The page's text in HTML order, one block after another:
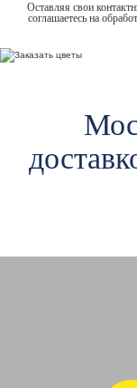
Оставляя свои
соглашаетесь на